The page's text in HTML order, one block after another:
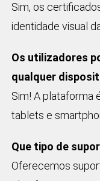
Sim, os
identidade visual
Os utilizadores
qualquer
Sim! A plataforma
tablets e
Que tipo de
Oferecemos